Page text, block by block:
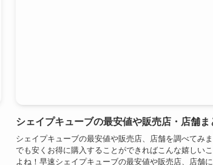
シェイプキューブの最安値や販売店・店舗ま
シェイプキューブの最安値や販売店、店舗を調べてみ
でも安くお得に購入することができればこんな嬉しい
よね！早速シェイプキューブの最安値や販売店、店舗